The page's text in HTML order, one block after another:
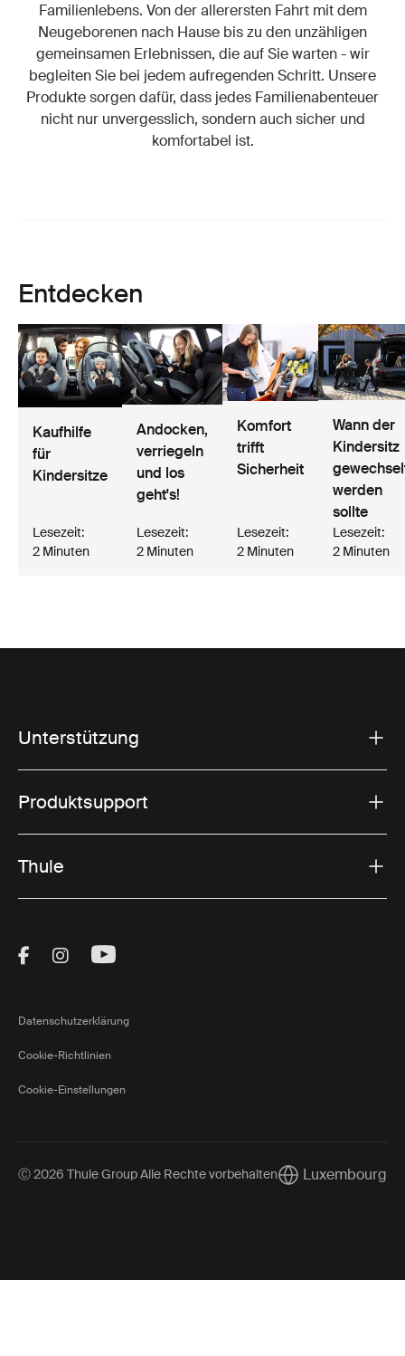
Familienlebens. Von der allerersten Fahrt mit dem
Neugeborenen nach Hause bis zu den unzähligen
gemeinsamen Erlebnissen, die auf Sie warten - wir
begleiten Sie bei jedem aufregenden Schritt. Unsere
Produkte sorgen dafür, dass jedes Familienabenteuer
nicht nur unvergesslich, sondern auch sicher und
komfortabel ist.
Entdecken
Kaufhilfe
für
Kindersitze
Lesezeit:
2 Minuten
Andocken,
verriegeln
und los
geht's!
Lesezeit:
2 Minuten
Komfort
trifft
Sicherheit
Lesezeit:
2 Minuten
Wann der
Kindersitz
werden
sollte
Lesezeit:
2 Minuten
Unterstützung
Produktsupport
Thule
Visit Thule on Facebook (external link)
Visit Thule on Instagram (external link)
Visit Thule on Youtube (external
Datenschutzerklärung
Cookie-Richtlinien
Cookie-Einstellungen
Ⓒ 2026 Thule Group Alle Rechte vorbehaltenCurrent market/
Luxembourg